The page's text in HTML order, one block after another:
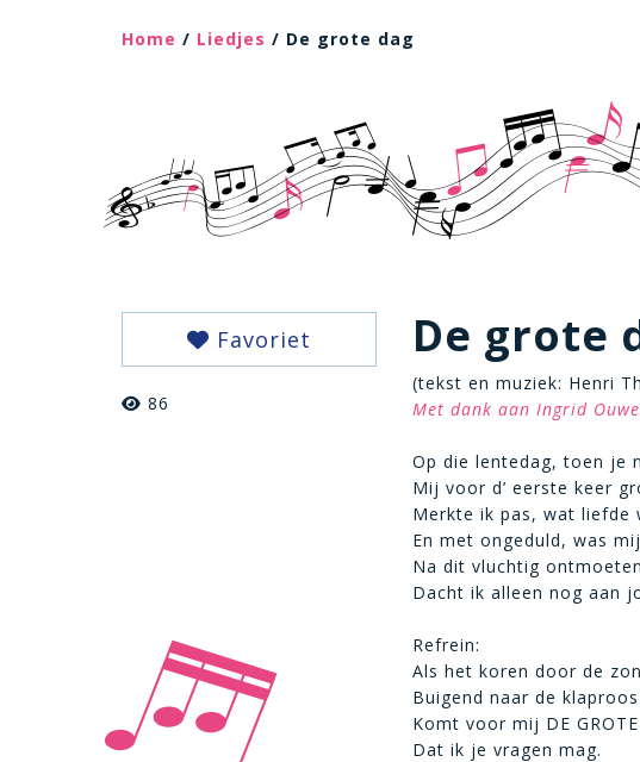
Home / Liedjes / De grote dag
Favoriet
86
De grote
(tekst en muziek: Henri
Met dank aan Ingrid
Op die lentedag, toen je
Mij voor d’ eerste keer
Merkte ik pas, wat liefde
En met ongeduld, was
Na dit vluchtig ontmoeten
Dacht ik alleen nog aan
Refrein:
Als het koren door de
Buigend naar de
Komt voor mij DE GROTE
Dat ik je vragen mag.